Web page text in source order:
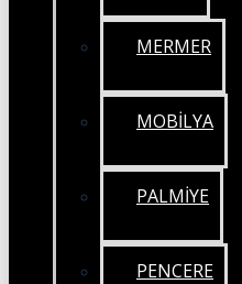
MERMER
MOBİLYA
PALMİYE
PENCERE